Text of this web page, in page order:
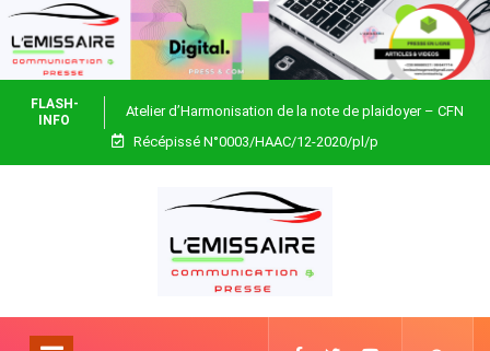
FLASH-
INFO
Atelier d’Harmonisation de la note de plaidoyer – CFN
Togo
Récépissé N°0003/HAAC/12-2020/pl/p